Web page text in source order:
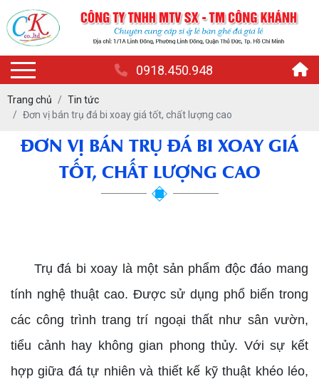
0918.450.948
Trang chủ
Tin tức
Đơn vị bán trụ đá bi xoay giá tốt, chất lượng cao
ĐƠN VỊ BÁN TRỤ ĐÁ BI XOAY GIÁ
TỐT, CHẤT LƯỢNG CAO
Trụ đá bi xoay là một sản phẩm độc đáo mang
tính nghệ thuật cao. Được sử dụng phổ biến trong
các công trình trang trí ngoại thất như sân vườn,
tiểu cảnh hay không gian phong thủy. Với sự kết
hợp giữa đá tự nhiên và thiết kế kỹ thuật khéo léo,